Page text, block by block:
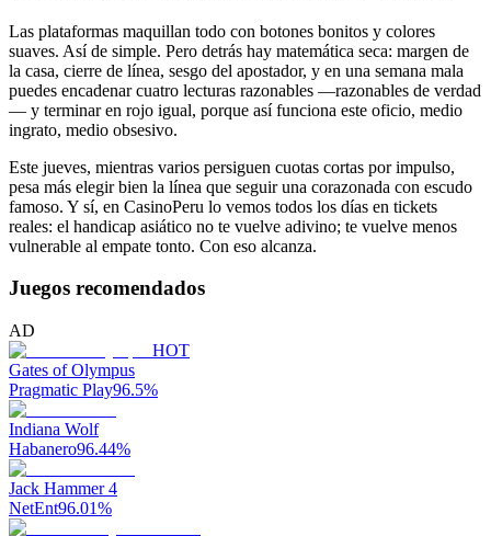
Las plataformas maquillan todo con botones bonitos y colores
suaves. Así de simple. Pero detrás hay matemática seca: margen de
la casa, cierre de línea, sesgo del apostador, y en una semana mala
puedes encadenar cuatro lecturas razonables —razonables de verdad
— y terminar en rojo igual, porque así funciona este oficio, medio
ingrato, medio obsesivo.
Este jueves, mientras varios persiguen cuotas cortas por impulso,
pesa más elegir bien la línea que seguir una corazonada con escudo
famoso. Y sí, en CasinoPeru lo vemos todos los días en tickets
reales: el handicap asiático no te vuelve adivino; te vuelve menos
vulnerable al empate tonto. Con eso alcanza.
Juegos recomendados
AD
HOT
Gates of Olympus
Pragmatic Play96.5%
Indiana Wolf
Habanero96.44%
Jack Hammer 4
NetEnt96.01%